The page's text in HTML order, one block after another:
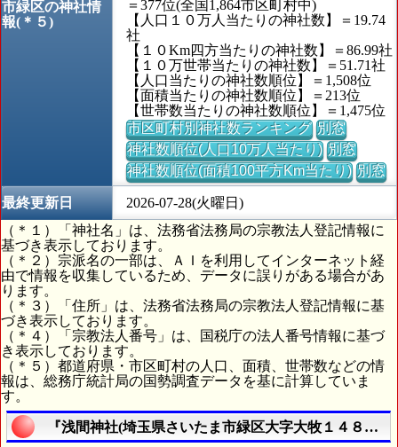
市緑区の神社情
報(＊５)
＝377位(全国1,864市区町村中)
【人口１０万人当たりの神社数】＝19.74
社
【１０Km四方当たりの神社数】＝86.99社
【１０万世帯当たりの神社数】＝51.71社
【人口当たりの神社数順位】＝1,508位
【面積当たりの神社数順位】＝213位
【世帯数当たりの神社数順位】＝1,475位
市区町村別神社数ランキング 別窓
神社数順位(人口10万人当たり) 別窓
神社数順位(面積100平方Km当たり) 別窓
最終更新日
2026-07-28(火曜日)
（＊１）「神社名」は、法務省法務局の宗教法人登記情報に
基づき表示しております。
（＊２）宗派名の一部は、ＡＩを利用してインターネット経
由で情報を収集しているため、データに誤りがある場合があ
ります。
（＊３）「住所」は、法務省法務局の宗教法人登記情報に基
づき表示しております。
（＊４）「宗教法人番号」は、国税庁の法人番号情報に基づ
き表示しております。
（＊５）都道府県・市区町村の人口、面積、世帯数などの情
報は、総務庁統計局の国勢調査データを基に計算していま
す。
『浅間神社(埼玉県さいたま市緑区大字大牧１４８５